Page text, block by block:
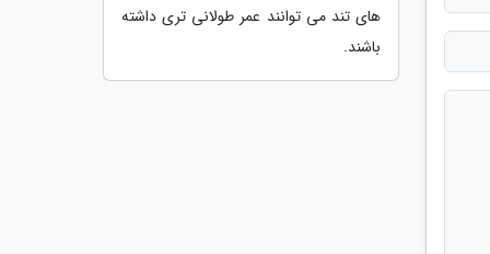
های تند می توانند عمر طولانی تری داشته
باشند.